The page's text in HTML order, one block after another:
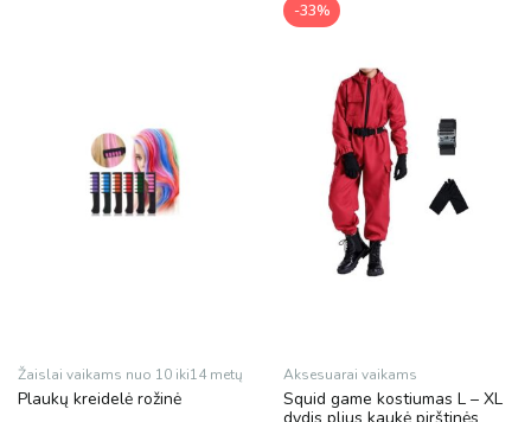
Žaislai vaikams nuo 10 iki14 metų
Plaukų kreidelė rožinė
-33%
Aksesuarai vaikams
Squid game kostiumas L – XL